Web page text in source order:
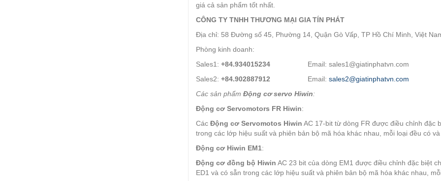
giá cả sản phẩm tốt nhất.
CÔNG TY TNHH THƯƠNG MẠI GIA TÍN PHÁT
Địa chỉ: 58 Đường số 45, Phường 14, Quận Gò Vấp, TP Hồ Chí Minh, Việt
Phòng kinh doanh:
Sales1: +84.934015234 Email: sales1@giatinphatvn.com
Sales2: +84.902887912 Email: sales2@giatinphatvn.com
Các sản phẩm Động cơ servo Hiwin:
Động cơ Servomotors FR Hiwin:
Các Động cơ Servomotos Hiwin AC 17-bit từ dòng FR được điều chỉnh đặc
trong các lớp hiệu suất và phiên bản bộ mã hóa khác nhau, mỗi loại đều có và
Động cơ Hiwin EM1:
Động cơ đồng bộ Hiwin AC 23 bit của dòng EM1 được điều chỉnh đặc biệt
ED1 và có sẵn trong các lớp hiệu suất và phiên bản bộ mã hóa khác nhau,